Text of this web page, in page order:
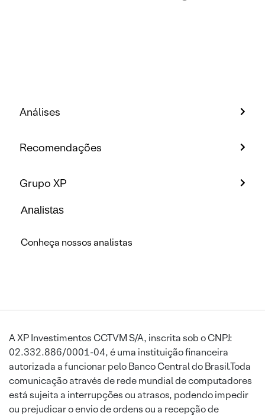
Análises
Recomendações
Grupo XP
Analistas
Conheça nossos analistas
A XP Investimentos CCTVM S/A, inscrita sob o CNPJ:
02.332.886/0001-04, é uma instituição financeira
autorizada a funcionar pelo Banco Central do Brasil.Toda
comunicação através de rede mundial de computadores
está sujeita a interrupções ou atrasos, podendo impedir
ou prejudicar o envio de ordens ou a recepção de